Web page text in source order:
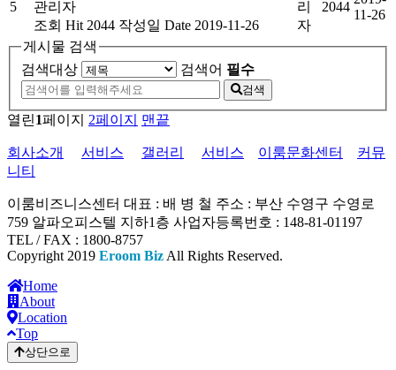
5
관리자
조회 Hit 2044 작성일 Date 2019-11-26
리
자
2044
11-26
게시물 검색
검색대상
검색어 필수
검색
열린1페이지 2페이지 맨끝
회사소개 서비스 갤러리 서비스 이룸문화센터
커뮤
니티
이룸비즈니스센터 대표 : 배 병 철 주소 : 부산 수영구 수영로
759 알파오피스텔 지하1층 사업자등록번호 : 148-81-01197
TEL / FAX : 1800-8757
Copyright 2019 Eroom Biz All Rights Reserved.
Home
About
Location
Top
상단으로